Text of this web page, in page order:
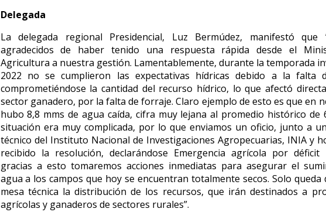
Delegada
La delegada regional Presidencial, Luz Bermúdez, manifestó que
agradecidos de haber tenido una respuesta rápida desde el
Agricultura a nuestra gestión. Lamentablemente, durante la temporada
2022 no se cumplieron las expectativas hídricas debido a la falta
comprometiéndose la cantidad del recurso hídrico, lo que afectó
sector ganadero, por la falta de forraje. Claro ejemplo de esto es que en
hubo 8,8 mms de agua caída, cifra muy lejana al promedio histórico de
situación era muy complicada, por lo que enviamos un oficio, junto a
técnico del Instituto Nacional de Investigaciones Agropecuarias, INIA y
recibido la resolución, declarándose Emergencia agrícola por
gracias a esto tomaremos acciones inmediatas para asegurar el
agua a los campos que hoy se encuentran totalmente secos. Solo queda
mesa técnica la distribución de los recursos, que irán destinados a
agrícolas y ganaderos de sectores rurales”.